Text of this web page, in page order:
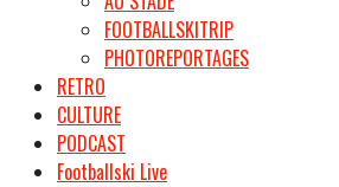
FOOTBALLSKITRIP
PHOTOREPORTAGES
RETRO
CULTURE
PODCAST
Footballski Live